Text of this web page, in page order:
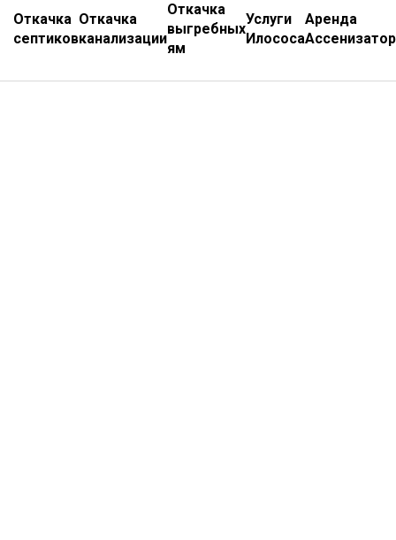
Откачка
септиков
Откачка
канализации
Откачка
выгребных
ям
Услуги
Илососа
Аренда